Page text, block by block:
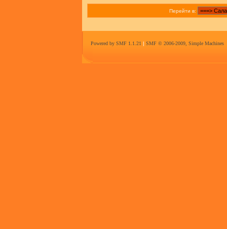
Перейти в:
Powered by SMF 1.1.21 | SMF © 2006-2009, Simple Machines